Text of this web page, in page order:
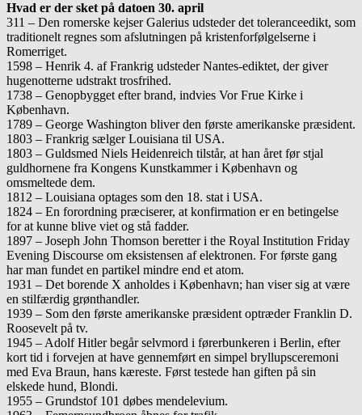
Hvad er der sket på datoen 30. april
311 – Den romerske kejser Galerius udsteder det toleranceedikt, som
traditionelt regnes som afslutningen på kristenforfølgelserne i
Romerriget.
1598 – Henrik 4. af Frankrig udsteder Nantes-ediktet, der giver
hugenotterne udstrakt trosfrihed.
1738 – Genopbygget efter brand, indvies Vor Frue Kirke i
København.
1789 – George Washington bliver den første amerikanske præsident.
1803 – Frankrig sælger Louisiana til USA.
1803 – Guldsmed Niels Heidenreich tilstår, at han året før stjal
guldhornene fra Kongens Kunstkammer i København og
omsmeltede dem.
1812 – Louisiana optages som den 18. stat i USA.
1824 – En forordning præciserer, at konfirmation er en betingelse
for at kunne blive viet og stå fadder.
1897 – Joseph John Thomson beretter i the Royal Institution Friday
Evening Discourse om eksistensen af elektronen. For første gang
har man fundet en partikel mindre end et atom.
1931 – Det borende X anholdes i København; han viser sig at være
en stilfærdig grønthandler.
1939 – Som den første amerikanske præsident optræder Franklin D.
Roosevelt på tv.
1945 – Adolf Hitler begår selvmord i førerbunkeren i Berlin, efter
kort tid i forvejen at have gennemført en simpel bryllupsceremoni
med Eva Braun, hans kæreste. Først testede han giften på sin
elskede hund, Blondi.
1955 – Grundstof 101 døbes mendelevium.